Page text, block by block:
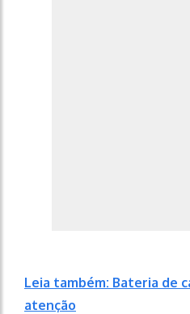
Leia também: Bateria de
atenção